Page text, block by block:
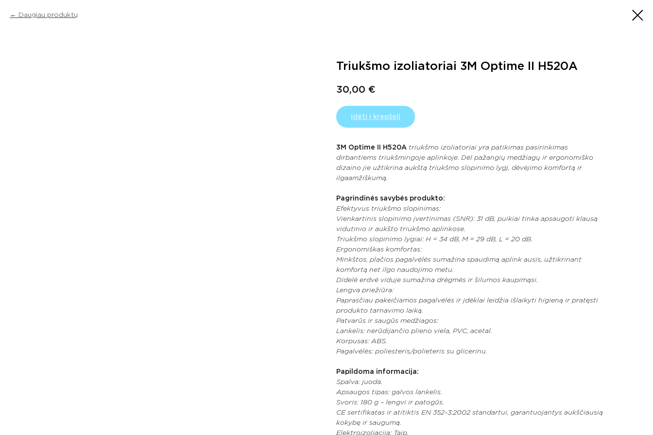
Daugiau produktų
Triukšmo izoliatoriai 3M Optime II H520A
30,00 €
Įdėti į krepšelį
3M Optime II H520A triukšmo izoliatoriai yra patikimas pasirinkimas
dirbantiems triukšmingoje aplinkoje. Dėl pažangių medžiagų ir ergonomiško
dizaino jie užtikrina aukštą triukšmo slopinimo lygį, dėvėjimo komfortą ir
ilgaamžiškumą.
Pagrindinės savybės produkto:
Efektyvus triukšmo slopinimas:
Vienkartinis slopinimo įvertinimas (SNR): 31 dB, puikiai tinka apsaugoti klausą
vidutinio ir aukšto triukšmo aplinkose.
Triukšmo slopinimo lygiai: H = 34 dB, M = 29 dB, L = 20 dB.
Ergonomiškas komfortas:
Minkštos, plačios pagalvėlės sumažina spaudimą aplink ausis, užtikrinant
komfortą net ilgo naudojimo metu.
Didelė erdvė viduje sumažina drėgmės ir šilumos kaupimąsi.
Lengva priežiūra:
Paprasčiau pakeičiamos pagalvėlės ir įdėklai leidžia išlaikyti higieną ir pratęsti
produkto tarnavimo laiką.
Patvarūs ir saugūs medžiagos:
Lankelis: nerūdijančio plieno viela, PVC, acetal.
Korpusas: ABS.
Pagalvėlės: poliesteris/polieteris su glicerinu.
Papildoma informacija:
Spalva: juoda.
Apsaugos tipas: galvos lankelis.
Svoris: 180 g – lengvi ir patogūs.
CE sertifikatas ir atitiktis EN 352-3:2002 standartui, garantuojantys aukščiausią
kokybę ir saugumą.
Elektroizoliacija: Taip.